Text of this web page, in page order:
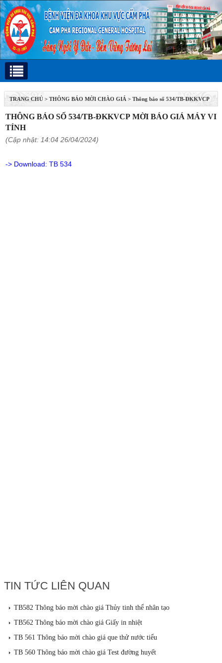
TRANG CHỦ > THÔNG BÁO MỜI CHÀO GIÁ > Thông báo số 534/TB-ĐKKVCP
mời báo giá máy vi tính
THÔNG BÁO SỐ 534/TB-ĐKKVCP MỜI BÁO GIÁ MÁY VI
TÍNH
(Cập nhật: 14:04 26/04/2024)
-> Download: TB 534
TIN TỨC LIÊN QUAN
TB582 Thông báo mời chào giá Thủy tinh thể nhân tạo
TB562 Thông báo mời chào giá Giấy in nhiệt
TB 561 Thông báo mời chào giá que thử nước tiểu
TB 560 Thông báo mời chào giá Test đường huyết